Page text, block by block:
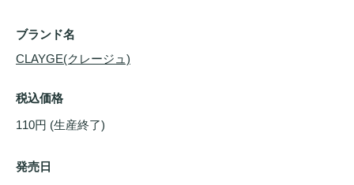
ブランド名
CLAYGE(クレージュ)
税込価格
110円 (生産終了)
発売日